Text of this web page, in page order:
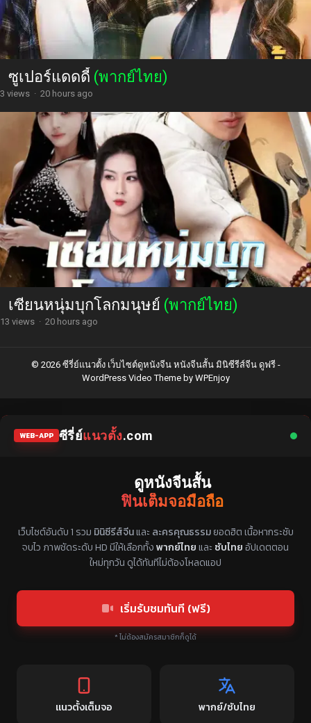
ซูเปอร์แดดดี้ (พากย์ไทย)
3 views · 20 hours ago
เซียนหนุ่มบุกโลกมนุษย์ (พากย์ไทย)
13 views · 20 hours ago
© 2026 ซีรี่ย์แนวตั้ง เว็บไซต์ดูหนังจีน หนังจีนสั้น มินิซีรีส์จีน ดูฟรี -
WordPress Video Themeby WPEnjoy
WEB-APP ซีรี่ย์แนวตั้ง.com
ดูหนังจีนสั้น
ฟินเต็มจอมือถือ
เว็บไซต์อันดับ 1 รวม มินิซีรีส์จีนและ ละครคุณธรรมยอดฮิต เนื้อหากระชับ
จบไว ภาพชัดระดับ HD มีให้เลือกทั้งพากย์ไทยและ ซับไทยอัปเดตตอน
ใหม่ทุกวัน ดูได้ทันทีไม่ต้องโหลดแอป
เริ่มรับชมทันที (ฟรี)
* ไม่ต้องสมัครสมาชิกก็ดูได้
แนวตั้งเต็มจอ พากย์/ซับไทย